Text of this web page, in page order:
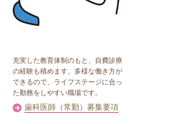
充実した教育体制のもと、自費診療
の経験も積めます。多様な働き方が
できるので、ライフステージに合っ
た勤務をしやすい職場です。
歯科医師（常勤）募集要項